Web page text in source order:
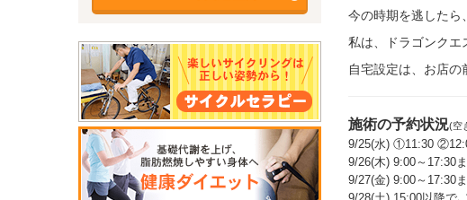
今の時期を逃したら
私は、ドラゴンクエ
自宅設定は、お店
施術の予約状況(空
9/25(水) ①11:30
9/26(木) 9:00～17:30
9/27(金) 9:00～17:30